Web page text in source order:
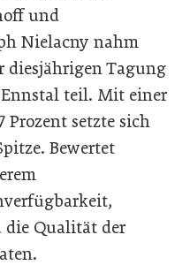
und
Nielacny nahm
diesjährigen Tagung
teil. Mit einer
Prozent setzte sich
Bewertet
die Qualität der